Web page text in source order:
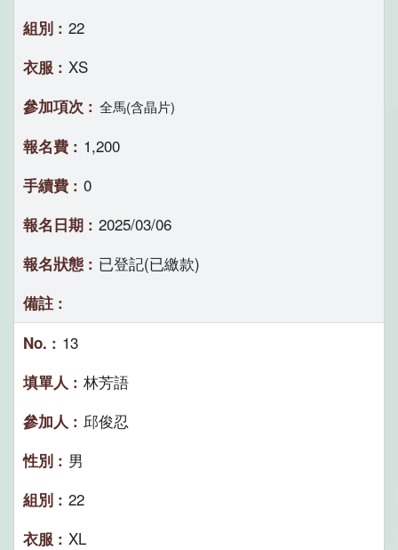
22
XS
全馬(含晶片)
1,200
0
2025/03/06
已登記(已繳款)
13
林芳語
邱俊忍
男
22
XL